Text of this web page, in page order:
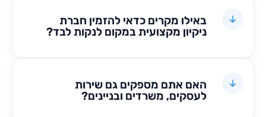
באילו מקרים כדאי להזמין חברת
ניקיון מקצועית במקום לנקות לבד?
האם אתם מספקים גם שירות
לעסקים, משרדים ובניינים?